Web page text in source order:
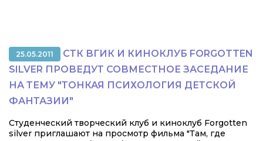
25.05.2011
СТК ВГИК И КИНОКЛУБ FORGOTTEN
SILVER ПРОВЕДУТ СОВМЕСТНОЕ ЗАСЕДАНИЕ
НА ТЕМУ "ТОНКАЯ ПСИХОЛОГИЯ ДЕТСКОЙ
ФАНТАЗИИ"
Студенческий творческий клуб и киноклуб Forgotten
silver приглашают на просмотр фильма "Там, где